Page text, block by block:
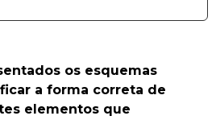
os esquemas
a forma correta de
elementos que